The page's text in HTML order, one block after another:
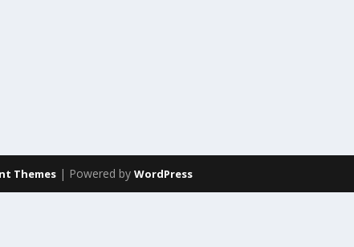
Themes | Powered byWordPress